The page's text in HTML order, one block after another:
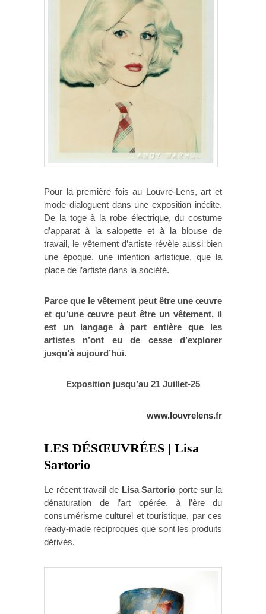
Pour la première fois au Louvre-Lens, art et
mode dialoguent dans une exposition inédite.
De la toge à la robe électrique, du costume
d’apparat à la salopette et à la blouse de
travail, le vêtement d’artiste révèle aussi bien
une époque, une intention artistique, que la
place de l’artiste dans la société.
Parce que le vêtement peut être une œuvre
et qu’une œuvre peut être un vêtement, il
est un langage à part entière que les
artistes n’ont eu de cesse d’explorer
jusqu’à aujourd’hui.
Exposition jusqu’au 21 Juillet-25
www.louvrelens.fr
LES DÉSŒUVRÉES | Lisa
Sartorio
Le récent travail de Lisa Sartorio porte sur la
dénaturation de l’art opérée, à l’ère du
consumérisme culturel et touristique, par ces
ready-made réciproques que sont les produits
dérivés.